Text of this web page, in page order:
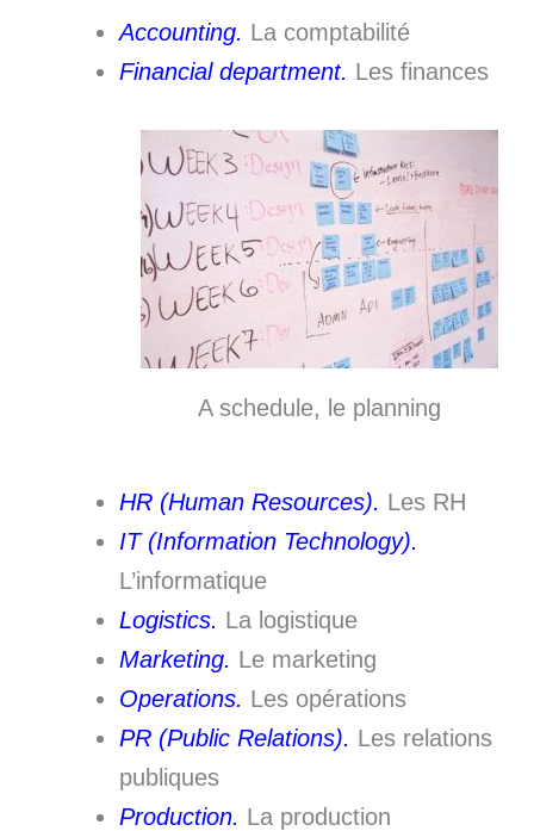
Accounting. La comptabilité
Financial department. Les finances
A schedule, le planning
HR (Human Resources). Les RH
IT (Information Technology).
L’informatique
Logistics. La logistique
Marketing. Le marketing
Operations. Les opérations
PR (Public Relations). Les relations
publiques
Production. La production